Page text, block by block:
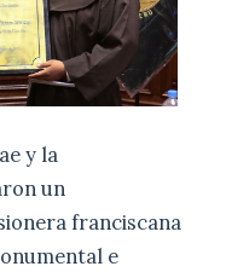
y la
un
franciscana
e